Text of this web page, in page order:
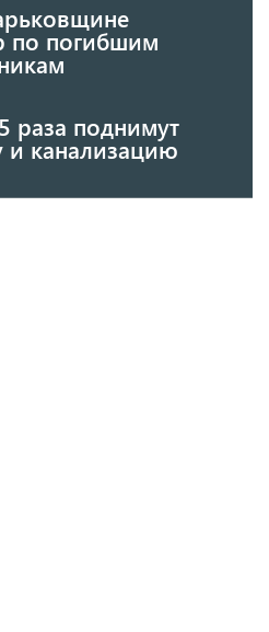
по погибшим
раза поднимут
и канализацию